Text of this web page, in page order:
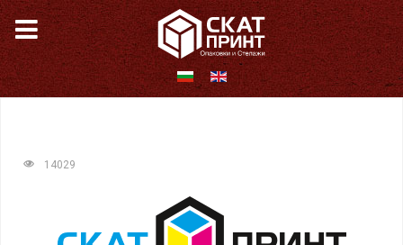
14029